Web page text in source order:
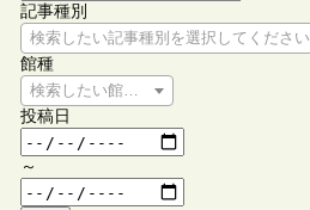
記事種別
検索したい記事種別を選択してください
館種
検索したい館種を選択してください
投稿日
～